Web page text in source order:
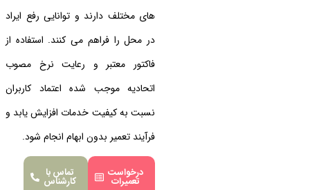
های مختلف دارند و توانایی رفع ایراد
در محل را فراهم می کنند. استفاده از
فاکتور معتبر و رعایت نرخ مصوب
اتحادیه موجب شده اعتماد کاربران
نسبت به کیفیت خدمات افزایش یابد و
فرآیند تعمیر بدون ابهام انجام شود.
درخواست
تعمیرات
تماس با
کارشناس